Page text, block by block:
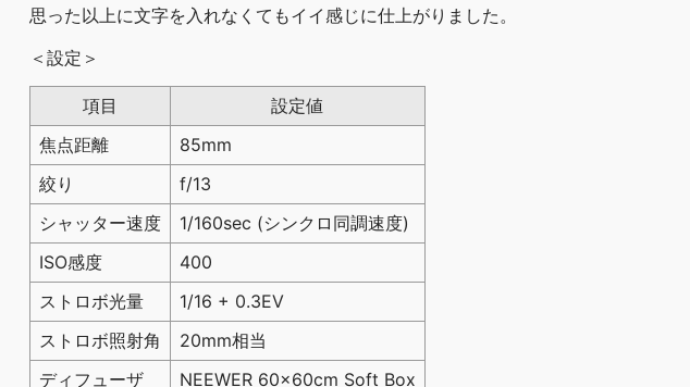
思った以上に文字を入れなくてもイイ感じに仕上がりました。
＜設定＞
項目
設定値
焦点距離
85mm
絞り
f/13
シャッター速度
1/160sec (シンクロ同調速度)
ISO感度
400
ストロボ光量
1/16 + 0.3EV
ストロボ照射角
20mm相当
ディフューザ
NEEWER 60x60cm Soft Box